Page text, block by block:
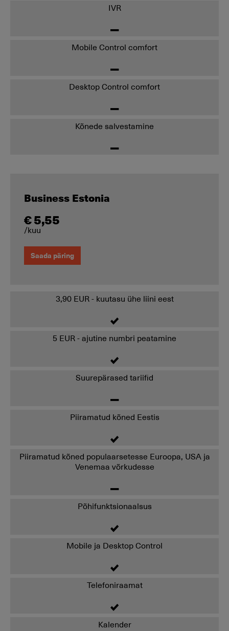
IVR
Mobile Control comfort
Desktop Control comfort
Kõnede salvestamine
Business Estonia
€ 5,55
/kuu
Saada päring
3,90 EUR - kuutasu ühe liini eest
5 EUR - ajutine numbri peatamine
Suurepärased tariifid
Piiramatud kõned Eestis
Piiramatud kõned populaarsetesse Euroopa, USA ja
Venemaa võrkudesse
Põhifunktsionaalsus
Mobile ja Desktop Control
Telefoniraamat
Kalender